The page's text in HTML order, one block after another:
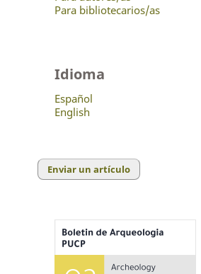
Para bibliotecarios/as
Idioma
Español
English
Enviar un artículo